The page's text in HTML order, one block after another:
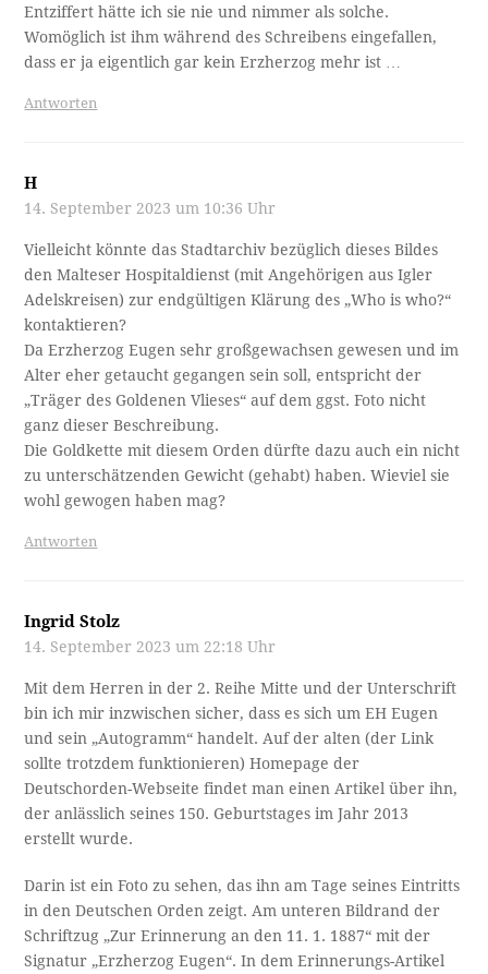
Entziffert hätte ich sie nie und nimmer als solche.
Womöglich ist ihm während des Schreibens eingefallen,
dass er ja eigentlich gar kein Erzherzog mehr ist …
Antworten
H
14. September 2023 um 10:36 Uhr
Vielleicht könnte das Stadtarchiv bezüglich dieses Bildes
den Malteser Hospitaldienst (mit Angehörigen aus Igler
Adelskreisen) zur endgültigen Klärung des „Who is who?“
kontaktieren?
Da Erzherzog Eugen sehr großgewachsen gewesen und im
Alter eher getaucht gegangen sein soll, entspricht der
„Träger des Goldenen Vlieses“ auf dem ggst. Foto nicht
ganz dieser Beschreibung.
Die Goldkette mit diesem Orden dürfte dazu auch ein nicht
zu unterschätzenden Gewicht (gehabt) haben. Wieviel sie
wohl gewogen haben mag?
Antworten
Ingrid Stolz
14. September 2023 um 22:18 Uhr
Mit dem Herren in der 2. Reihe Mitte und der Unterschrift
bin ich mir inzwischen sicher, dass es sich um EH Eugen
und sein „Autogramm“ handelt. Auf der alten (der Link
sollte trotzdem funktionieren) Homepage der
Deutschorden-Webseite findet man einen Artikel über ihn,
der anlässlich seines 150. Geburtstages im Jahr 2013
erstellt wurde.
Darin ist ein Foto zu sehen, das ihn am Tage seines Eintritts
in den Deutschen Orden zeigt. Am unteren Bildrand der
Schriftzug „Zur Erinnerung an den 11. 1. 1887“ mit der
Signatur „Erzherzog Eugen“. In dem Erinnerungs-Artikel